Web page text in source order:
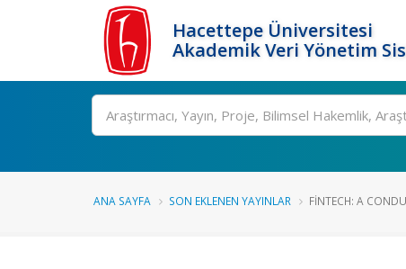
Hacettepe Üniversitesi
Akademik Veri Yönetim
Ara
ANA SAYFA SON EKLENEN YAYINLAR FINTECH: A